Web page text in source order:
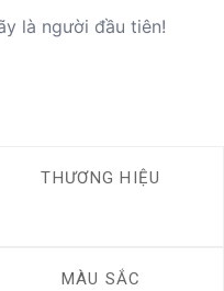
là người đầu tiên!
THƯƠNG HIỆU
MÀU SẮC